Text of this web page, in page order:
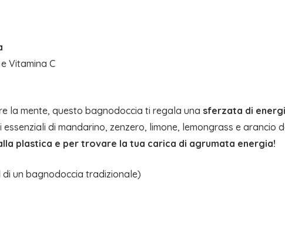
Vitamina C
la mente, questo bagnodoccia ti regala una sferzata di
di mandarino, zenzero, limone, lemongrass e arancio
plastica e per trovare la tua carica di agrumata energia!
di un bagnodoccia tradizionale)